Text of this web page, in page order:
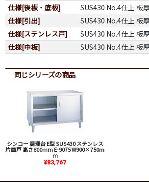
仕様[後板・底板]
SUS430 No.4仕上 板
仕様[引出]
SUS430 No.4仕上 板
仕様[ステンレス戸]
SUS430 No.4仕上 板
仕様[中板]
SUS430 No.4仕上 板
同じシリーズの商品
シンコー 調理台 E型 SUS430 ステンレス
片面戸 高さ800mm E-9075 W900×750m
m
¥83,767